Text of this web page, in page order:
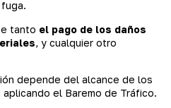
tanto el pago de los daños
, y cualquier otro
depende del alcance de los
el Baremo de Tráfico.